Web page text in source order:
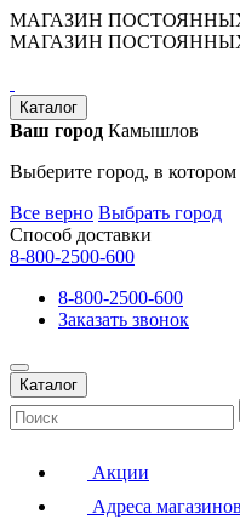
МАГАЗИН
МАГАЗИН
Каталог
Ваш город Камышлов
Выберите город, в
Все верно Выбрать город
Способ доставки
8-800-2500-600
8-800-2500-600
Заказать звонок
Каталог
Акции
Адреса магазинов